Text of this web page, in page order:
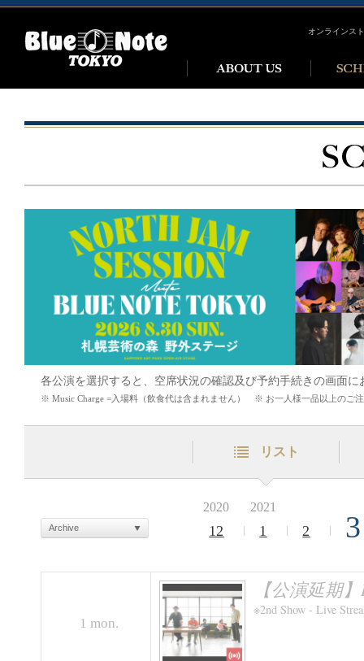
オンラインス
各公演を選択すると、空席状況の確認及び予約手続きの画面に
※ Music Charge =入場料（飲食代は含まれません） ※ お一人様一品以上のご
リスト
2020
12
2021
1 2 3
Archive
1 mon.
【公演延期
※2nd Show - Live